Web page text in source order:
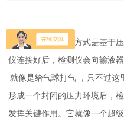
检测仪的一种检测方式是基于
仪连接好后，检测仪会向输液
就像是给气球打气 ，只不过这
形成一个封闭的压力环境后，
发挥关键作用。它就像一个超